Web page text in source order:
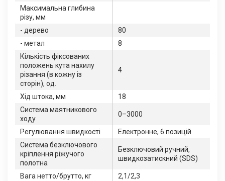
Максимальна глибина
різу, мм
- дерево
80
- метал
8
Кількість фіксованих
положень кута нахилу
різання (в кожну із
сторін), од.
4
Хід штока, мм
18
Система маятникового
ходу
0–3000
Регулювання швидкості
Електронне, 6 позицій
Система безключового
кріплення ріжучого
полотна
Безключовий ручний,
швидкозатискний (SDS)
Вага нетто/брутто, кг 2,1/2,3